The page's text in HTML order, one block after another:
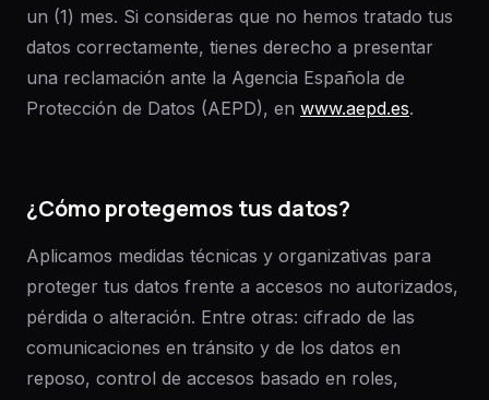
un (1) mes. Si consideras que no hemos tratado tus
datos correctamente, tienes derecho a presentar
una reclamación ante la Agencia Española de
Protección de Datos (AEPD), en www.aepd.es.
¿Cómo protegemos tus datos?
Aplicamos medidas técnicas y organizativas para
proteger tus datos frente a accesos no autorizados,
pérdida o alteración. Entre otras: cifrado de las
comunicaciones en tránsito y de los datos en
reposo, control de accesos basado en roles,